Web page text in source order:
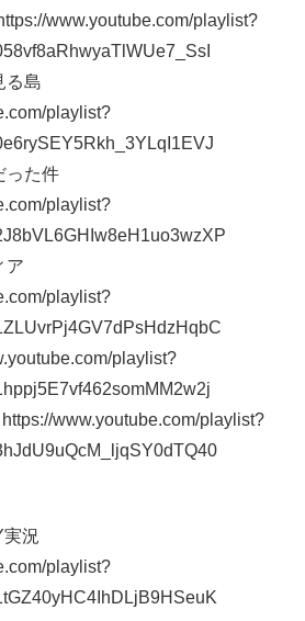
www.youtube.com/playlist?
る島
playlist?
った件
playlist?
ア
playlist?
playlist?
www.youtube.com/playlist?
況
playlist?